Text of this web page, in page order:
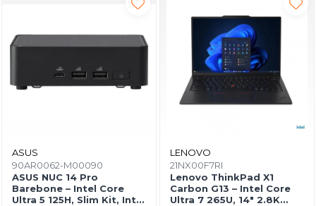
ASUS
90AR0062-M00090
ASUS NUC 14 Pro
Barebone – Intel Core
Ultra 5 125H, Slim Kit, Intel
LENOVO
21NX00F7RI
Lenovo ThinkPad X1
Carbon G13 – Intel Core
Ultra 7 265U, 14" 2.8K